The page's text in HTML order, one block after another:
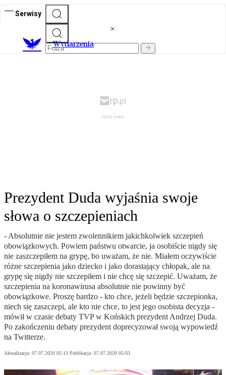
Serwisy
Wydarzenia
Prezydent Duda wyjaśnia swoje
słowa o szczepieniach
- Absolutnie nie jestem zwolennikiem jakichkolwiek szczepień
obowiązkowych. Powiem państwu otwarcie, ja osobiście nigdy się
nie zaszczepiłem na grypę, bo uważam, że nie. Miałem oczywiście
różne szczepienia jako dziecko i jako dorastający chłopak, ale na
grypę się nigdy nie szczepiłem i nie chcę się szczepić. Uważam, że
szczepienia na koronawirusa absolutnie nie powinny być
obowiązkowe. Proszę bardzo - kto chce, jeżeli będzie szczepionka,
niech się zaszczepi, ale kto nie chce, to jest jego osobista decyzja -
mówił w czasie debaty TVP w Końskich prezydent Andrzej Duda.
Po zakończeniu debaty prezydent doprecyzował swoją wypowiedź
na Twitterze.
Aktualizacja: 07.07.2020 05:13 Publikacja: 07.07.2020 05:03